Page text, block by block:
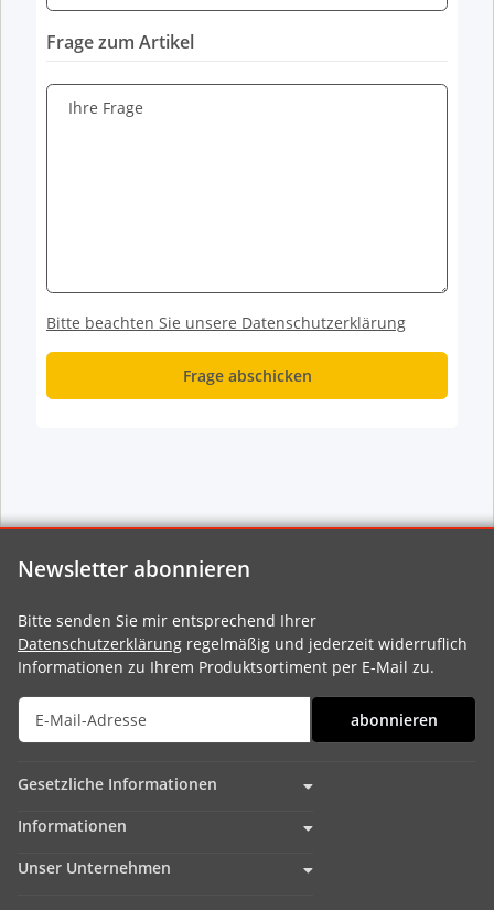
Frage zum Artikel
Ihre Frage
Bitte beachten Sie unsere Datenschutzerklärung
Frage abschicken
Newsletter abonnieren
Bitte senden Sie mir entsprechend Ihrer
Datenschutzerklärung regelmäßig und jederzeit widerruflich
Informationen zu Ihrem Produktsortiment per E-Mail zu.
abonnieren
Gesetzliche Informationen
Informationen
Unser Unternehmen